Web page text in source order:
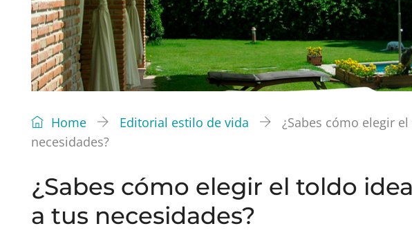
Home Editorial estilo de vida
¿Sabes cómo elegir
necesidades?
¿Sabes cómo elegir el toldo
a tus necesidades?